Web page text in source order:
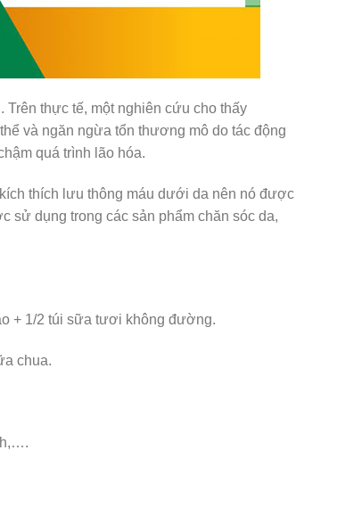
thực tế, một nghiên cứu cho thấy
và ngăn ngừa tổn thương mô do tác động
quá trình lão hóa.
thích lưu thông máu dưới da nên nó được
sử dụng trong các sản phẩm chăn sóc da,
+ 1/2 túi sữa tươi không đường.
chua.